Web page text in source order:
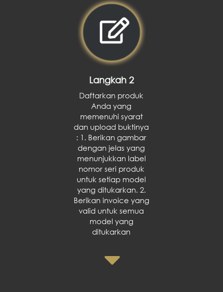
Langkah 2
Daftarkan produk
Anda yang
memenuhi syarat
dan upload buktinya
: 1. Berikan gambar
dengan jelas yang
menunjukkan label
nomor seri produk
untuk setiap model
yang ditukarkan. 2.
Berikan invoice yang
valid untuk semua
model yang
ditukarkan